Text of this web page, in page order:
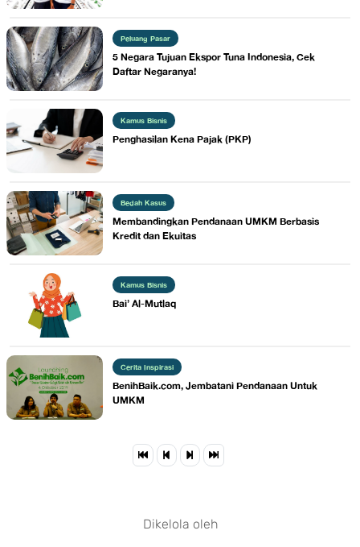
Peluang Pasar
5 Negara Tujuan Ekspor Tuna Indonesia, Cek
Daftar Negaranya!
Kamus Bisnis
Penghasilan Kena Pajak (PKP)
Bedah Kasus
​Membandingkan Pendanaan UMKM Berbasis
Kredit dan Ekuitas
Kamus Bisnis
Bai’ Al-Mutlaq
Cerita Inspirasi
​BenihBaik.com, Jembatani Pendanaan Untuk
UMKM
Dikelola oleh